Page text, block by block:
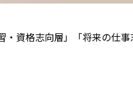
資格志向層」「将来の仕